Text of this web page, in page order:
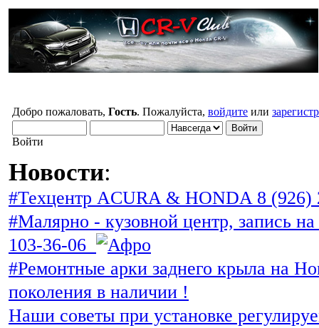
Добро пожаловать, Гость. Пожалуйста, войдите или
Войти
Новости:
#Техцентр ACURA & HONDA 8 (926)
#Малярно - кузовной центр, запись
103-36-06
#Ремонтные арки заднего крыла на
поколения в наличии !
Наши советы при установке